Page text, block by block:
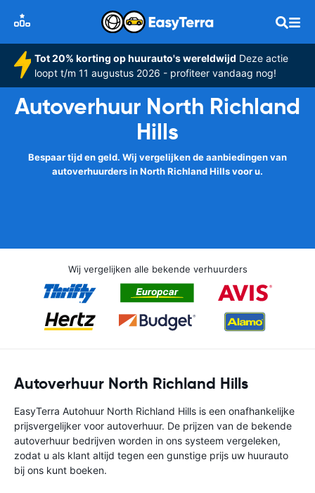
Tot 20% korting op huurauto's wereldwijd Deze actie
loopt t/m 11 augustus 2026 - profiteer vandaag nog!
Autoverhuur North Richland
Hills
Bespaar tijd en geld. Wij vergelijken de aanbiedingen van
autoverhuurders in North Richland Hills voor u.
Wij vergelijken alle bekende verhuurders
Autoverhuur North Richland Hills
EasyTerra Autohuur North Richland Hills is een onafhankelijke
prijsvergelijker voor autoverhuur. De prijzen van de bekende
autoverhuur bedrijven worden in ons systeem vergeleken,
zodat u als klant altijd tegen een gunstige prijs uw huurauto
bij ons kunt boeken.